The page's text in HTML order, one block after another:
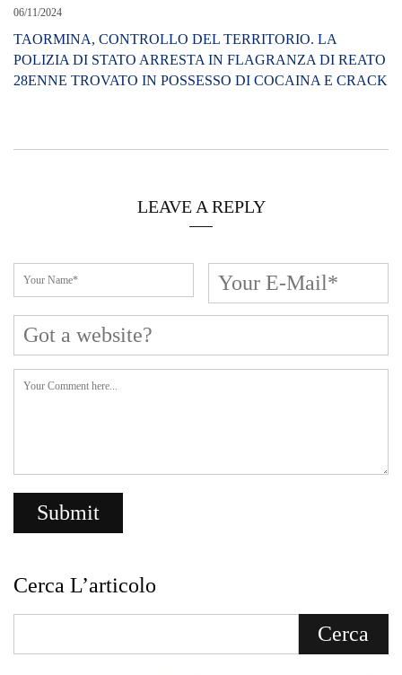
06/11/2024
TAORMINA, CONTROLLO DEL TERRITORIO. LA
POLIZIA DI STATO ARRESTA IN FLAGRANZA DI REATO
28ENNE TROVATO IN POSSESSO DI COCAINA E CRACK
LEAVE A REPLY
Cerca L’articolo